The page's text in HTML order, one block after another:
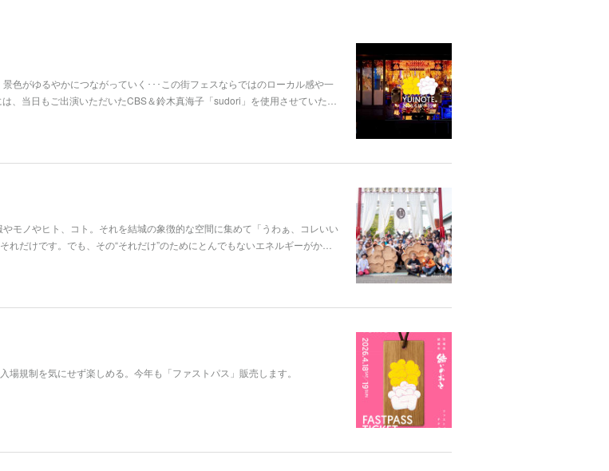
色がゆるやかにつながっていく･･･この街フェスならではのローカル感や一
当日もご出演いただいたCBS＆鈴木真海子「sudori」を使用させていた…
モノやヒト、コト。それを結城の象徴的な空間に集めて「うわぁ、コレいい
だけです。でも、その“それだけ”のためにとんでもないエネルギーがか…
規制を気にせず楽しめる。今年も「ファストパス」販売します。